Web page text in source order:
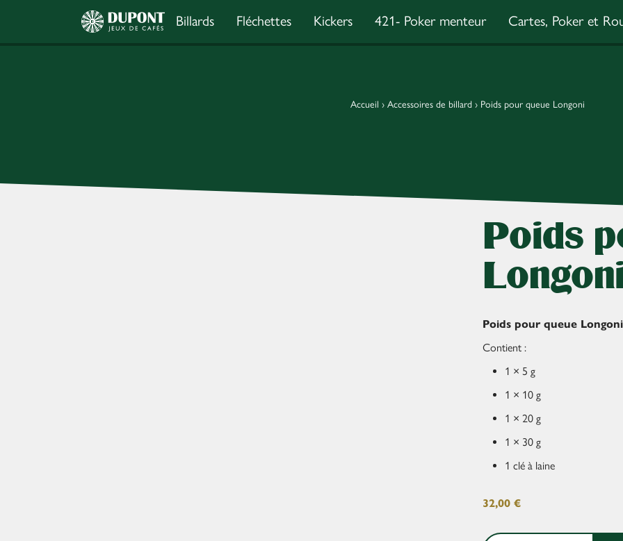
Billards Fléchettes Kickers 421- Poker menteur Cartes, Poker et
Accueil › Accessoires de billard› Poids pour queue Longoni
Poids
Poids pour queue Longoni
Contient :
1 × 5 g
1 × 10 g
1 × 20 g
1 × 30 g
1 clé à laine
32,00€